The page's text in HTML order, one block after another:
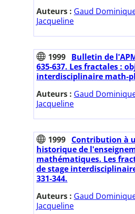
Auteurs : Gaud
Jacqueline
1999 Bulletin de
635-637. Les fractales :
interdisciplinaire math-
Auteurs : Gaud
Jacqueline
1999 Contribution à
historique de
mathématiques. Les
de stage
331-344.
Auteurs : Gaud
Jacqueline